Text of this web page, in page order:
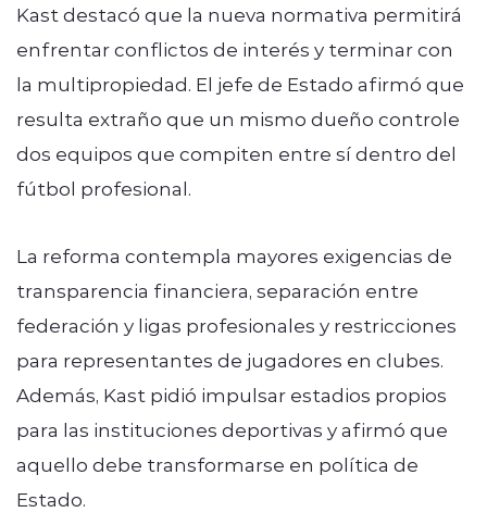
Kast destacó que la nueva normativa permitirá
enfrentar conflictos de interés y terminar con
la multipropiedad. El jefe de Estado afirmó que
resulta extraño que un mismo dueño controle
dos equipos que compiten entre sí dentro del
fútbol profesional.
La reforma contempla mayores exigencias de
transparencia financiera, separación entre
federación y ligas profesionales y restricciones
para representantes de jugadores en clubes.
Además, Kast pidió impulsar estadios propios
para las instituciones deportivas y afirmó que
aquello debe transformarse en política de
Estado.